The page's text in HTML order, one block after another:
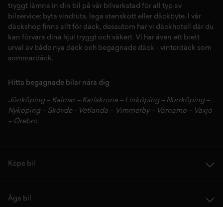
tryggt lämna in din bil på vår bilverkstad för all typ av
bilservice: byta vindruta, laga stenskott eller däckbyte. I vår
däckshop finns allt för däck, dessutom har vi däckhotell där du
kan förvara dina hjul tryggt och säkert. Vi har även ett brett
urval av både nya däck och begagnade däck - vinterdäck som
sommardäck.
Hitta begagnade bilar nära dig
Jönköping– Kalmar – Karlskrona – Linköping– Norrköping–
Nyköping– Skövde- Vetlanda – Vimmerby– Värnamo – Växjö
– Örebro
Köpa bil
Äga bil